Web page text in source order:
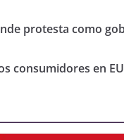
protesta como
consumidores en